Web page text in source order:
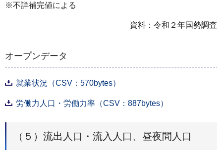
※不詳補完値による
資料：令和２年国勢調査
オープンデータ
就業状況（CSV：570bytes）
労働力人口・労働力率（CSV：887bytes）
（５）流出人口・流入人口、昼夜間人口